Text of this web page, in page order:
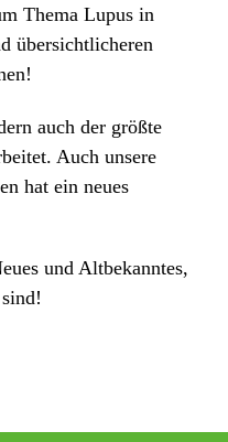
Thema Lupus in
übersichtlicheren
auch der größte
Auch unsere
hat ein neues
und Altbekanntes,